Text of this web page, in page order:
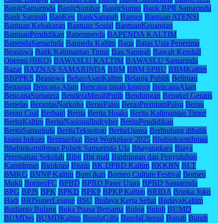
BanjirSamarinda BanjirSumbar BanjirSumut Bank BPR Samarinda
Bank Sampah BanKeu BankSampah Bansos Bantuan ATENSI
Bantuan Kebakaran Bantuan Sosial BantuanKeuangan
BantuanPendidikan Bapemperda BAPENDA KALTIM
BapendaSamarinda Bappeda Kaltim Baqa Batas Usia Penerima
Beasiswa Batik Kalimantan Timur Bau Sampah Bawah Kendali
Operasi (BKO) BAWASLU KALTIM BAWASLU Samarinda
Bazar BAZNAS SAMARINDA BBM BBM SPBU BBMKaltim
BBPPKS Beasiswa BebasAsapKaltim Belanja Publik Belimau
Benanga Bencana Alam Bencana tanah longsor BencanaAlam
BencanaSumatera BenderaMerahPutih Bendungan Bengkel Geratis
Bepelas BerantasNarkoba BerasPalsu BerasPremiumPalsu Berau
Berau Coal Berbagi Berita Berita Hoaks Berita Kalimantan Timur
BeritaKaltim BeritaNasionalIndcyber BeritaPendidikan
BeritaSamarinda BeritaTeknologi BeritaUtama Berlindung dibalik
kuasa hukum Bermanfaat Best Workplace 2025 Bhabinkamtibmas
Bhabinkamtibmas Polsek Samarinda Ulu Bhayangkara Biaya
Perpisahan Sekolah Bibit Big mall Bimbingan dan Penyuluhan
Kamtibmas Birokrasi Bisnis BK DPRD Kaltim BKKBN BLT
BMKG BNNP Kaltim Bom ikan Borneo Culture Festival Borneo
Mukti BorneoFC BPBD BPBD Paser Utara BPBD Samarinda
BPG BPJS BPK BPKD BPKP BPKP Kaltim BRIDA Bripka Joko
Hadi BRISuperLeague BSU Budaya Kerja Sehat BudayaKaltim
Budianto Bulang Buka Puasa Bersama Bulog Buloh BUMD
BUMDes BUMDKaltim BundaGilfa BundaLiterasi Bupati Buruh